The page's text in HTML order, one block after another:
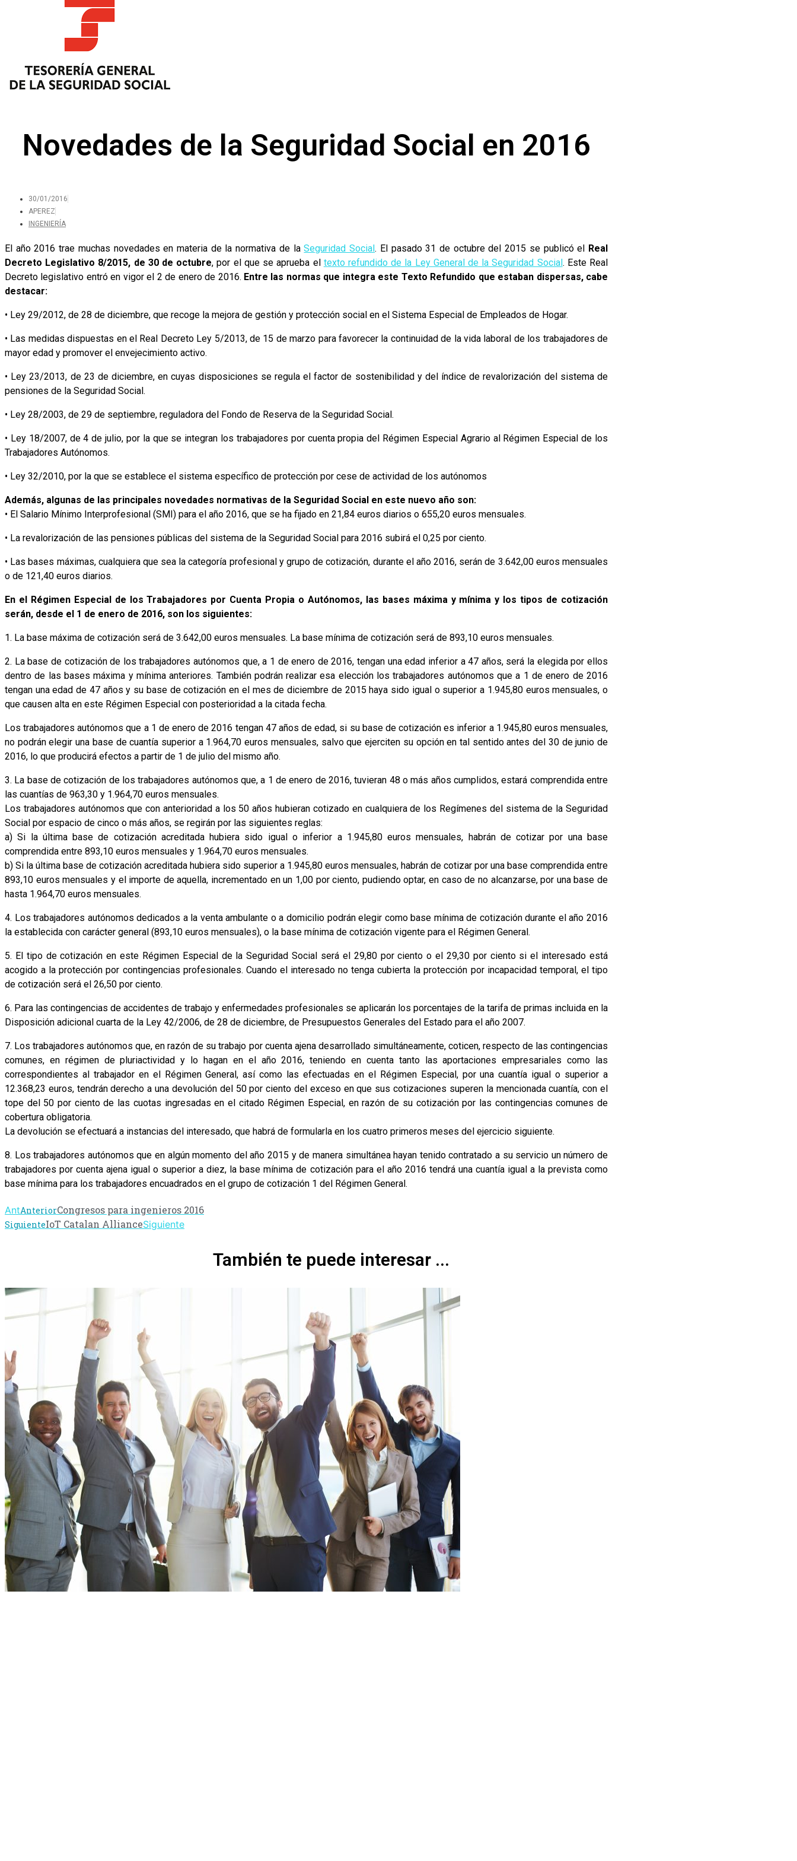
Novedades de la Seguridad Social en 2016
30/01/2016
APEREZ
INGENIERÍA
El año 2016 trae muchas novedades en materia de la normativa de laSeguridad Social. El pasado 31 de octubre del 2015 se publicó el Real
Decreto Legislativo 8/2015, de 30 de octubre, por el que se aprueba el texto refundido de la Ley General de la Seguridad Social. Este Real
Decreto legislativo entró en vigor el 2 de enero de 2016. Entre las normas que integra este Texto Refundido que estaban dispersas, cabe
destacar:
• Ley 29/2012, de 28 de diciembre, que recoge la mejora de gestión y protección social en el Sistema Especial de Empleados de Hogar.
• Las medidas dispuestas en el Real Decreto Ley 5/2013, de 15 de marzo para favorecer la continuidad de la vida laboral de los trabajadores de
mayor edad y promover el envejecimiento activo.
• Ley 23/2013, de 23 de diciembre, en cuyas disposiciones se regula el factor de sostenibilidad y del índice de revalorización del sistema de
pensiones de la Seguridad Social.
• Ley 28/2003, de 29 de septiembre, reguladora del Fondo de Reserva de la Seguridad Social.
• Ley 18/2007, de 4 de julio, por la que se integran los trabajadores por cuenta propia del Régimen Especial Agrario al Régimen Especial de los
Trabajadores Autónomos.
• Ley 32/2010, por la que se establece el sistema específico de protección por cese de actividad de los autónomos
Además, algunas de las principales novedades normativas de la Seguridad Social en este nuevo año son:
• El Salario Mínimo Interprofesional (SMI) para el año 2016, que se ha fijado en 21,84 euros diarios o 655,20 euros mensuales.
• La revalorización de las pensiones públicas del sistema de la Seguridad Social para 2016 subirá el 0,25 por ciento.
• Las bases máximas, cualquiera que sea la categoría profesional y grupo de cotización, durante el año 2016, serán de 3.642,00 euros mensuales
o de 121,40 euros diarios.
En el Régimen Especial de los Trabajadores por Cuenta Propia o Autónomos, las bases máxima y mínima y los tipos de cotización
serán, desde el 1 de enero de 2016, son los siguientes:
1. La base máxima de cotización será de 3.642,00 euros mensuales. La base mínima de cotización será de 893,10 euros mensuales.
2. La base de cotización de los trabajadores autónomos que, a 1 de enero de 2016, tengan una edad inferior a 47 años, será la elegida por ellos
dentro de las bases máxima y mínima anteriores. También podrán realizar esa elección los trabajadores autónomos que a 1 de enero de 2016
tengan una edad de 47 años y su base de cotización en el mes de diciembre de 2015 haya sido igual o superior a 1.945,80 euros mensuales, o
que causen alta en este Régimen Especial con posterioridad a la citada fecha.
Los trabajadores autónomos que a 1 de enero de 2016 tengan 47 años de edad, si su base de cotización es inferior a 1.945,80 euros mensuales,
no podrán elegir una base de cuantía superior a 1.964,70 euros mensuales, salvo que ejerciten su opción en tal sentido antes del 30 de junio de
2016, lo que producirá efectos a partir de 1 de julio del mismo año.
3. La base de cotización de los trabajadores autónomos que, a 1 de enero de 2016, tuvieran 48 o más años cumplidos, estará comprendida entre
las cuantías de 963,30 y 1.964,70 euros mensuales.
Los trabajadores autónomos que con anterioridad a los 50 años hubieran cotizado en cualquiera de los Regímenes del sistema de la Seguridad
Social por espacio de cinco o más años, se regirán por las siguientes reglas:
a) Si la última base de cotización acreditada hubiera sido igual o inferior a 1.945,80 euros mensuales, habrán de cotizar por una base
comprendida entre 893,10 euros mensuales y 1.964,70 euros mensuales.
b) Si la última base de cotización acreditada hubiera sido superior a 1.945,80 euros mensuales, habrán de cotizar por una base comprendida entre
893,10 euros mensuales y el importe de aquella, incrementado en un 1,00 por ciento, pudiendo optar, en caso de no alcanzarse, por una base de
hasta 1.964,70 euros mensuales.
4. Los trabajadores autónomos dedicados a la venta ambulante o a domicilio podrán elegir como base mínima de cotización durante el año 2016
la establecida con carácter general (893,10 euros mensuales), o la base mínima de cotización vigente para el Régimen General.
5. El tipo de cotización en este Régimen Especial de la Seguridad Social será el 29,80 por ciento o el 29,30 por ciento si el interesado está
acogido a la protección por contingencias profesionales. Cuando el interesado no tenga cubierta la protección por incapacidad temporal, el tipo
de cotización será el 26,50 por ciento.
6. Para las contingencias de accidentes de trabajo y enfermedades profesionales se aplicarán los porcentajes de la tarifa de primas incluida en la
Disposición adicional cuarta de la Ley 42/2006, de 28 de diciembre, de Presupuestos Generales del Estado para el año 2007.
7. Los trabajadores autónomos que, en razón de su trabajo por cuenta ajena desarrollado simultáneamente, coticen, respecto de las contingencias
comunes, en régimen de pluriactividad y lo hagan en el año 2016, teniendo en cuenta tanto las aportaciones empresariales como las
correspondientes al trabajador en el Régimen General, así como las efectuadas en el Régimen Especial, por una cuantía igual o superior a
12.368,23 euros, tendrán derecho a una devolución del 50 por ciento del exceso en que sus cotizaciones superen la mencionada cuantía, con el
tope del 50 por ciento de las cuotas ingresadas en el citado Régimen Especial, en razón de su cotización por las contingencias comunes de
cobertura obligatoria.
La devolución se efectuará a instancias del interesado, que habrá de formularla en los cuatro primeros meses del ejercicio siguiente.
8. Los trabajadores autónomos que en algún momento del año 2015 y de manera simultánea hayan tenido contratado a su servicio un número de
trabajadores por cuenta ajena igual o superior a diez, la base mínima de cotización para el año 2016 tendrá una cuantía igual a la prevista como
base mínima para los trabajadores encuadrados en el grupo de cotización 1 del Régimen General.
AntAnteriorCongresos para ingenieros 2016
SiguienteIoT Catalan AllianceSiguiente
También te puede interesar ...